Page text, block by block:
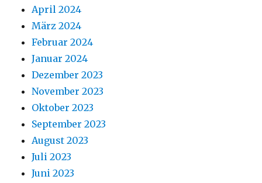
April 2024
März 2024
Februar 2024
Januar 2024
Dezember 2023
November 2023
Oktober 2023
September 2023
August 2023
Juli 2023
Juni 2023